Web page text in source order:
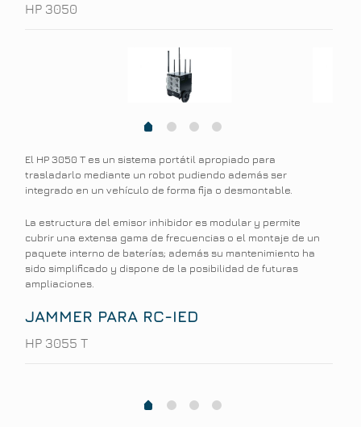
HP 3050
0 1 2 3
El HP 3050 T es un sistema portátil apropiado para
trasladarlo mediante un robot pudiendo además ser
integrado en un vehículo de forma fija o desmontable.
La estructura del emisor inhibidor es modular y permite
cubrir una extensa gama de frecuencias o el montaje de un
paquete interno de baterías; además su mantenimiento ha
sido simplificado y dispone de la posibilidad de futuras
ampliaciones.
JAMMER PARA RC-IED
HP 3055 T
0 1 2 3